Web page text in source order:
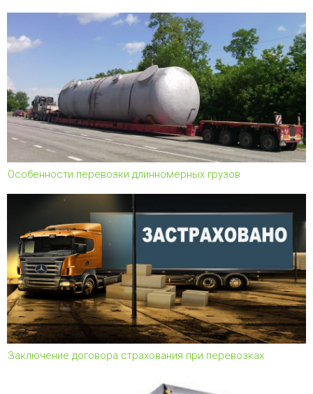
Особенности перевозки длинномерных грузов
Заключение договора страхования при перевозках